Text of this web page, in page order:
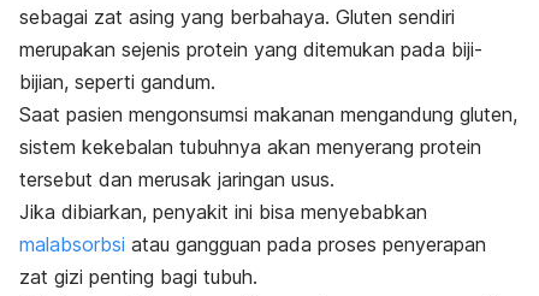
sebagai zat asing yang berbahaya. Gluten sendiri
merupakan sejenis protein yang ditemukan pada biji-
bijian, seperti gandum.
Saat pasien mengonsumsi makanan mengandung gluten,
sistem kekebalan tubuhnya akan menyerang protein
tersebut dan merusak jaringan usus.
Jika dibiarkan, penyakit ini bisa menyebabkan
malabsorbsi atau gangguan pada proses penyerapan
zat gizi penting bagi tubuh.